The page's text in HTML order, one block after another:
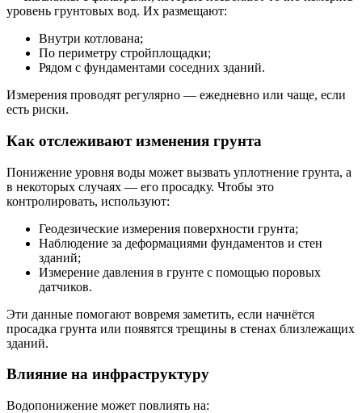
уровень грунтовых вод. Их размещают:
Внутри котлована;
По периметру стройплощадки;
Рядом с фундаментами соседних зданий.
Измерения проводят регулярно — ежедневно или чаще, если
есть риски.
Как отслеживают изменения грунта
Понижение уровня воды может вызвать уплотнение грунта, а
в некоторых случаях — его просадку. Чтобы это
контролировать, используют:
Геодезические измерения поверхности грунта;
Наблюдение за деформациями фундаментов и стен
зданий;
Измерение давления в грунте с помощью поровых
датчиков.
Эти данные помогают вовремя заметить, если начнётся
просадка грунта или появятся трещины в стенах близлежащих
зданий.
Влияние на инфраструктуру
Водопонижение может повлиять на: